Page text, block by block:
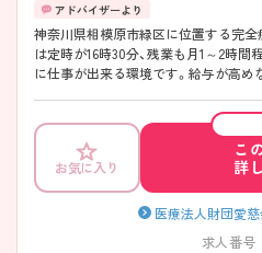
神奈川県相模原市緑区に位置する完
は定時が16時30分、残業も月1～2時
に仕事が出来る環境です。給与が高め
興味ある方には、面接対策ポイントな
のでお気軽にご相談ください。
お気に入り
こ
詳
医療法人財団愛
求人番号